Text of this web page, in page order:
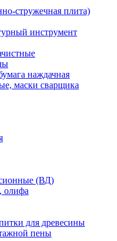
стружечная плита)
инструмент
наждачная
маски сварщика
(ВД)
олифа
для древесины
пены